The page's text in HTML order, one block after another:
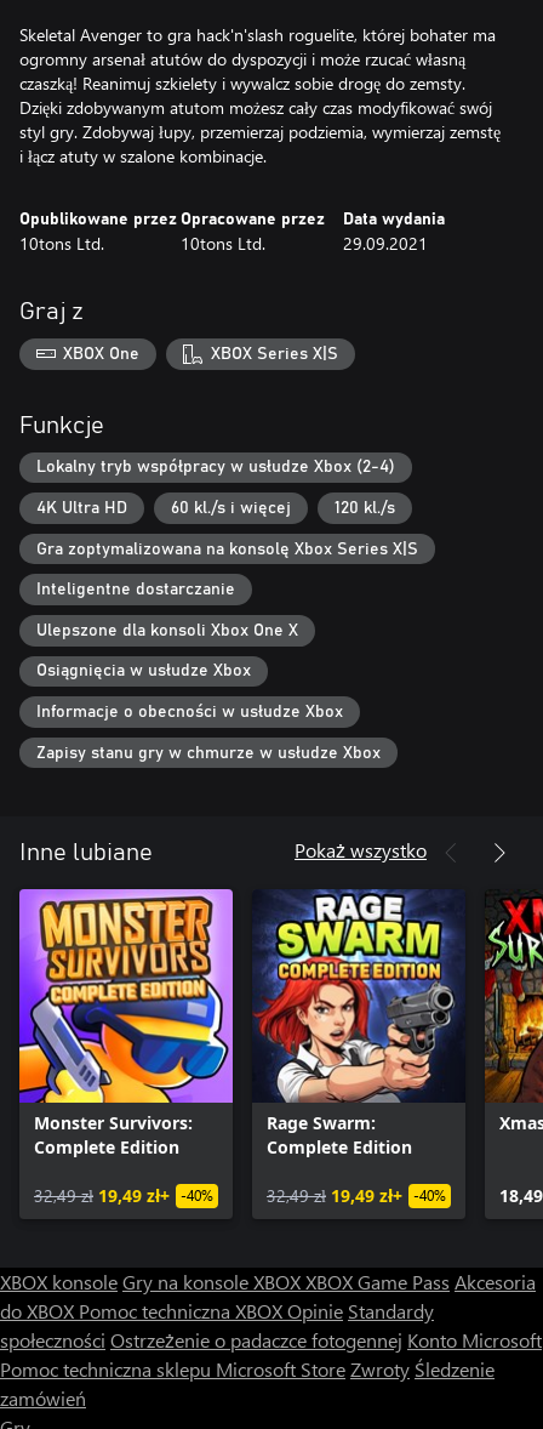
Skeletal Avenger to gra hack'n'slash roguelite, której bohater ma
ogromny arsenał atutów do dyspozycji i może rzucać własną
czaszką! Reanimuj szkielety i wywalcz sobie drogę do zemsty.
Dzięki zdobywanym atutom możesz cały czas modyfikować swój
styl gry. Zdobywaj łupy, przemierzaj podziemia, wymierzaj zemstę
i łącz atuty w szalone kombinacje.
Opublikowane przez
10tons Ltd.
Opracowane przez
10tons Ltd.
Data wydania
29.09.2021
Graj z
XBOX One XBOX Series X|S
Funkcje
Lokalny tryb współpracy w usłudze Xbox (2-4)
4K Ultra HD 60 kl./s i więcej 120 kl./s
Gra zoptymalizowana na konsolę Xbox Series X|S
Inteligentne dostarczanie
Ulepszone dla konsoli Xbox One X
Osiągnięcia w usłudze Xbox
Informacje o obecności w usłudze Xbox
Zapisy stanu gry w chmurze w usłudze Xbox
Inne lubiane Pokaż wszystko
Monster Survivors:
Complete Edition
32,49 zł 19,49 zł+ -40%
Rage Swarm:
Complete Edition
32,49 zł 19,49 zł+ -40%
XBOX konsoleGry na konsole XBOXXBOX Game Pass Akcesoria
do XBOX Pomoc techniczna XBOXOpinie Standardy
społeczności Ostrzeżenie o padaczce fotogennej Konto Microsoft
Pomoc techniczna sklepu Microsoft StoreZwroty Śledzenie
zamówień